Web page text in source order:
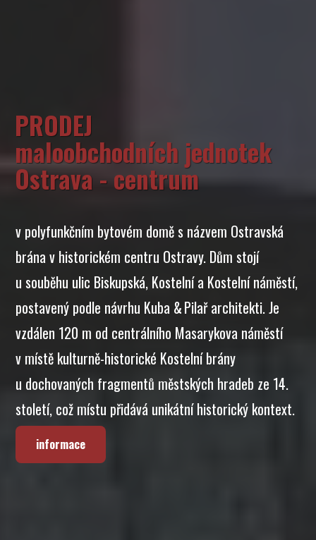
PRODEJ
maloobchodních jednotek
Ostrava - centrum
v polyfunkčním bytovém domě s názvem Ostravská
brána v historickém centru Ostravy. Dům stojí
u souběhu ulic Biskupská, Kostelní a Kostelní náměstí,
postavený podle návrhu Kuba & Pilař architekti. Je
vzdálen 120 m od centrálního Masarykova náměstí
v místě kulturně-historické Kostelní brány
u dochovaných fragmentů městských hradeb ze 14.
století, což místu přidává unikátní historický kontext.
informace